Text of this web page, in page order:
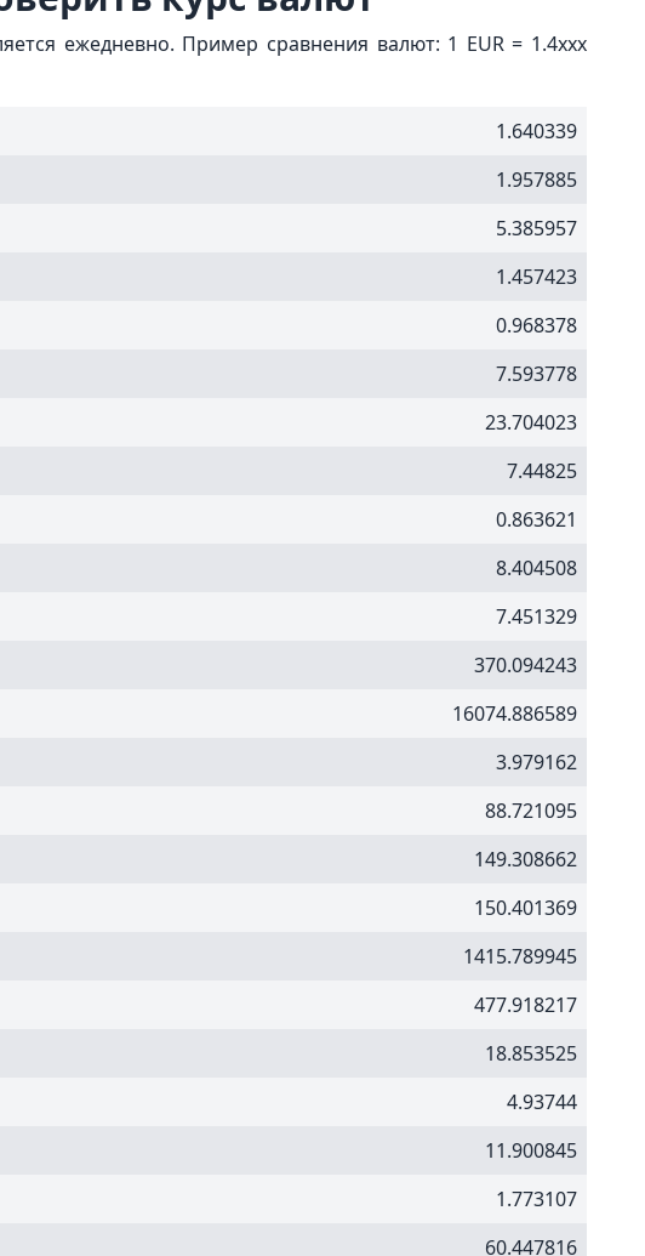
ежедневно. Пример сравнения валют: 1 EUR = 1.4xxx
1.640339
1.957885
5.385957
1.457423
0.968378
7.593778
23.704023
7.44825
0.863621
8.404508
7.451329
370.094243
16074.886589
3.979162
88.721095
149.308662
150.401369
1415.789945
477.918217
18.853525
4.93744
11.900845
1.773107
60.447816